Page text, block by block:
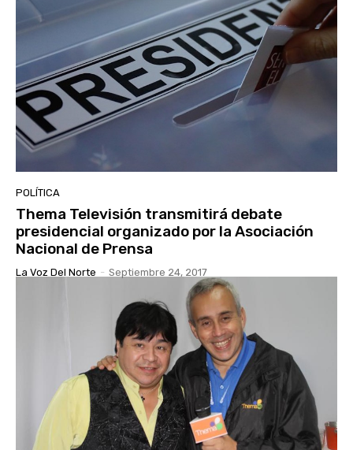
POLÍTICA
Thema Televisión transmitirá debate
presidencial organizado por la Asociación
Nacional de Prensa
La Voz Del Norte - Septiembre 24, 2017